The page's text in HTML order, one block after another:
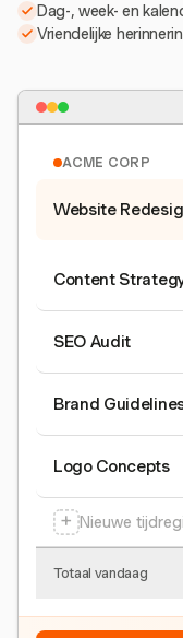
Dag-, week- en
Vriendelijke
ACME CORP
Website
Content
SEO Audit
Brand
Logo Concepts
+ Nieuwe
Totaal vandaag